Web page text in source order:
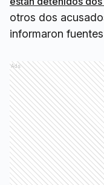
otros dos
informaron
Ads